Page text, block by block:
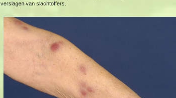
verslagen van slachtoffers.